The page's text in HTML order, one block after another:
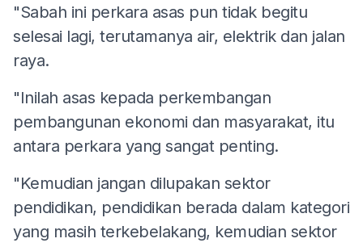
"Sabah ini perkara asas pun tidak begitu
selesai lagi, terutamanya air, elektrik dan jalan
raya.
"Inilah asas kepada perkembangan
pembangunan ekonomi dan masyarakat, itu
antara perkara yang sangat penting.
"Kemudian jangan dilupakan sektor
pendidikan, pendidikan berada dalam kategori
yang masih terkebelakang, kemudian sektor